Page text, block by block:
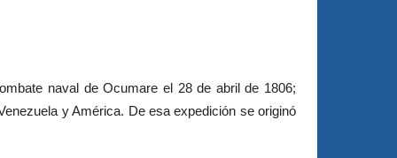
naval de Ocumare el 28 de abril de 1806;
y América. De esa expedición se originó